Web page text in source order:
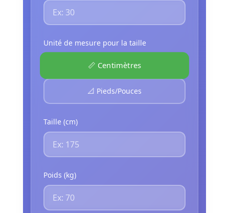
Unité de mesure pour la taille
📏 Centimètres
📐 Pieds/Pouces
Taille (cm)
Poids (kg)